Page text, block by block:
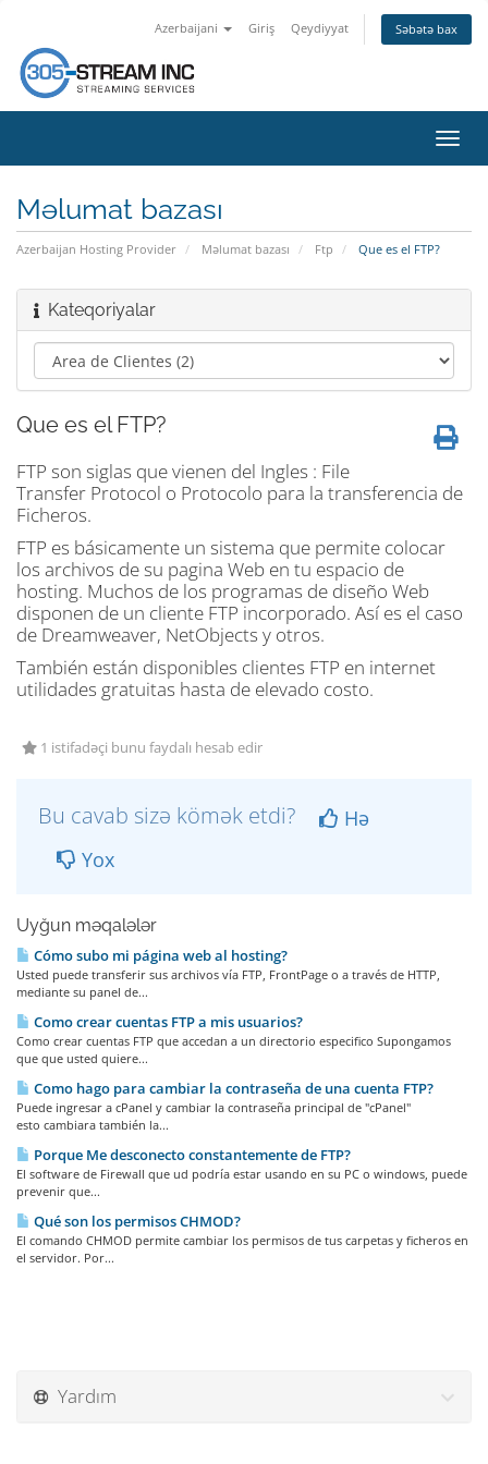
Azerbaijani Giriş Qeydiyyat Səbətə bax
keçid
Məlumat bazası
Azerbaijan Hosting Provider Məlumat bazası Ftp Que es el FTP?
Kateqoriyalar
Que es el FTP?
FTP son siglas que vienen del Ingles : File
Transfer Protocol o Protocolo para la transferencia de
Ficheros.
FTP es básicamente un sistema que permite colocar
los archivos de su pagina Web en tu espacio de
hosting. Muchos de los programas de diseño Web
disponen de un cliente FTP incorporado. Así es el caso
de Dreamweaver, NetObjects y otros.
También están disponibles clientes FTP en internet
utilidades gratuitas hasta de elevado costo.
1 istifadəçi bunu faydalı hesab edir
Bu cavab sizə kömək etdi?
Hə
Yox
Uyğun məqalələr
Cómo subo mi página web al hosting?
Usted puede transferir sus archivos vía FTP, FrontPage o a través de HTTP,
mediante su panel de...
Como crear cuentas FTP a mis usuarios?
Como crear cuentas FTP que accedan a un directorio especifico Supongamos
que que usted quiere...
Como hago para cambiar la contraseña de una cuenta FTP?
Puede ingresar a cPanel y cambiar la contraseña principal de "cPanel"
esto cambiara también la...
Porque Me desconecto constantemente de FTP?
El software de Firewall que ud podría estar usando en su PC o windows, puede
prevenir que...
Qué son los permisos CHMOD?
El comando CHMOD permite cambiar los permisos de tus carpetas y ficheros en
el servidor. Por...
Yardım